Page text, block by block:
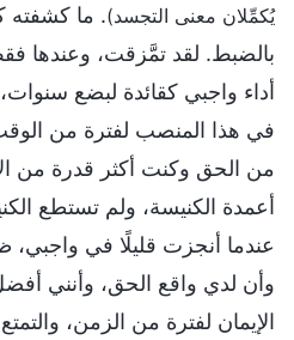
يُكمِّلان معنى التجسد‎) . ما كشفته
بالضبط. لقد تمَّزقت، وعندها
أداء واجبي كقائدة لبضع
في هذا المنصب لفترة من
من الحق وكنت أكثر قدرة من
أعمدة الكنيسة، ولم تستطع
عندما أنجزت قليلًا في
وأن لدي واقع الحق، وأنني
الإيمان لفترة من الزمن،